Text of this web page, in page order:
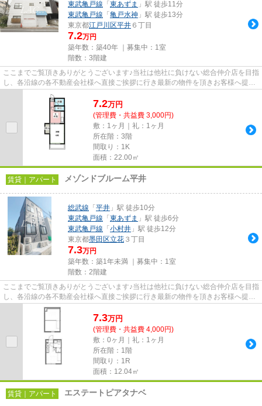
東武亀戸線 「 東あずま 」駅 徒歩11分
東武亀戸線 「 亀戸水神 」駅 徒歩13分
東京都江戸川区平井 ６丁目
7.2万円
築年数：築40年 ｜募集中： 1室
階数：3階建
ここまでご覧頂きありがとうございます♪当社は他社に負けない総合仲介店を目指
し、各沿線の各不動産会社様へ直接ご挨拶に行き最新の物件を頂きお客様へ提供
しております！最新の情報は...
7.2万円
(管理費・共益費 3,000円)
敷：1ヶ月｜礼：1ヶ月
所在階：3階
間取り：1K
面積：22.00㎡
賃貸｜アパート メゾンドブルーム平井
総武線 「 平井 」駅 徒歩10分
東武亀戸線 「 東あずま 」駅 徒歩6分
東武亀戸線 「 小村井 」駅 徒歩12分
東京都墨田区立花 ３丁目
7.3万円
築年数：築1年未満 ｜募集中： 1室
階数：2階建
ここまでご覧頂きありがとうございます♪当社は他社に負けない総合仲介店を目指
し、各沿線の各不動産会社様へ直接ご挨拶に行き最新の物件を頂きお客様へ提供
しております！最新の情報は...
7.3万円
(管理費・共益費 4,000円)
敷：0ヶ月｜礼：1ヶ月
所在階：1階
間取り：1R
面積：12.04㎡
賃貸｜アパート エステートピアタナベ